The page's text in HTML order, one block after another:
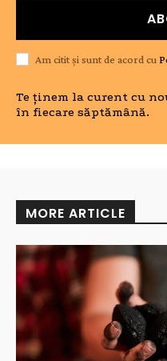
Am citit și sunt de acord cu
Te ținem la curent cu
în fiecare săptămână.
MORE ARTICLE